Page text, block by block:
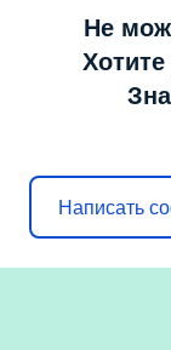
Не
Хотите
Написать